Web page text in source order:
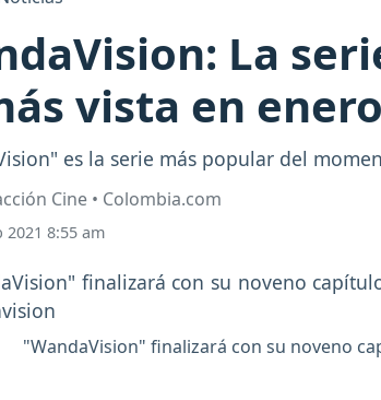
La
vista en
es la serie más popular del
Cine • Colombia.com
2021 8:55 am
"WandaVision" finalizará con su noveno